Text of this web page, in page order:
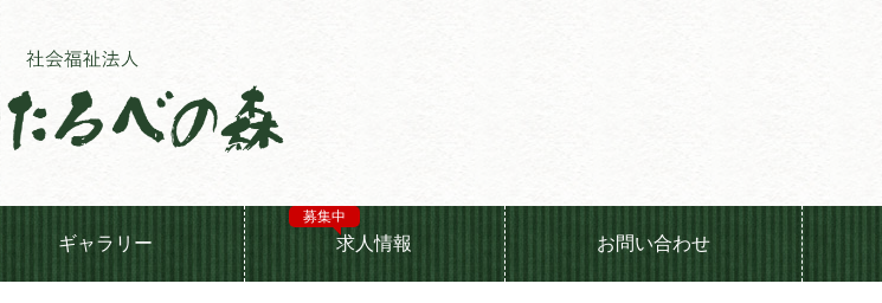
ギャラリー 求人情報
募集中
お問い合わせ